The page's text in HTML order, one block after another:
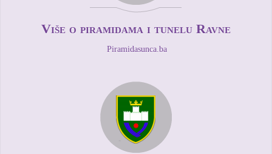
Više o piramidama i tunelu Ravne
Piramidasunca.ba